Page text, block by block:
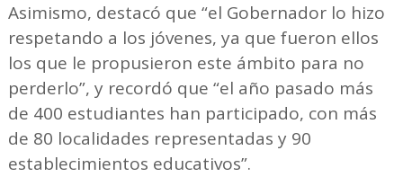
Asimismo, destacó que “el Gobernador lo hizo
respetando a los jóvenes, ya que fueron ellos
los que le propusieron este ámbito para no
perderlo”, y recordó que “el año pasado más
de 400 estudiantes han participado, con más
de 80 localidades representadas y 90
establecimientos educativos”.